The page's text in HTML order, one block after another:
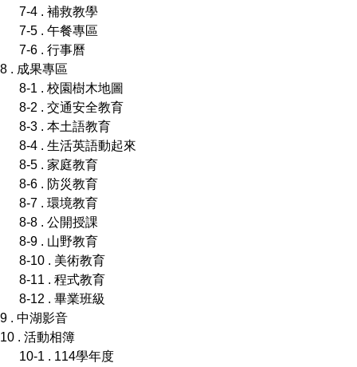
7-4 . 補救教學
7-5 . 午餐專區
7-6 . 行事曆
8 . 成果專區
8-1 . 校園樹木地圖
8-2 . 交通安全教育
8-3 . 本土語教育
8-4 . 生活英語動起來
8-5 . 家庭教育
8-6 . 防災教育
8-7 . 環境教育
8-8 . 公開授課
8-9 . 山野教育
8-10 . 美術教育
8-11 . 程式教育
8-12 . 畢業班級
9 . 中湖影音
10 . 活動相簿
10-1 . 114學年度